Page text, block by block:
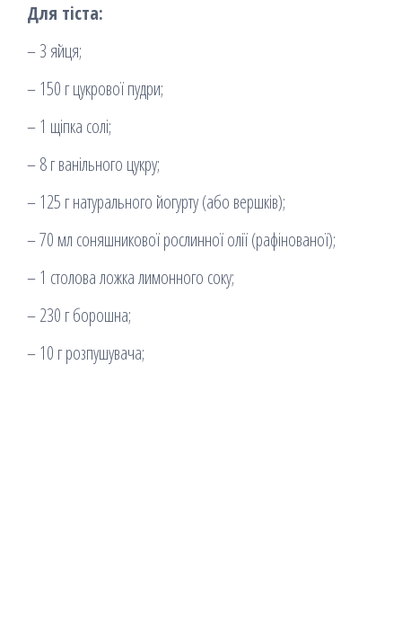
Для тіста:
– 3 яйця;
– 150 г цукрової пудри;
– 1 щіпка солі;
– 8 г ванільного цукру;
– 125 г натурального йогурту (або вершків);
– 70 мл соняшникової рослинної олії (рафінованої);
– 1 столова ложка лимонного соку;
– 230 г борошна;
– 10 г розпушувача;